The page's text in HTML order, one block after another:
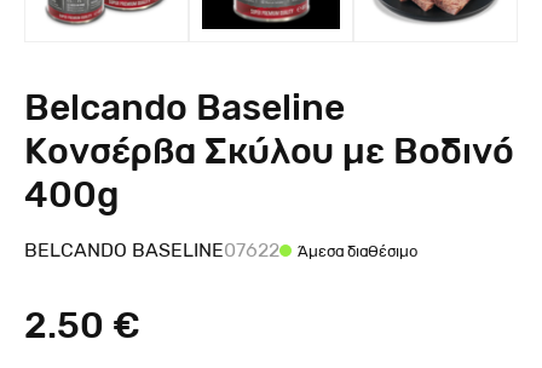
Belcando Baseline
Κονσέρβα Σκύλου με Βοδινό
400g
BELCANDO BASELINE07622 Άμεσα διαθέσιμο
2.50 €